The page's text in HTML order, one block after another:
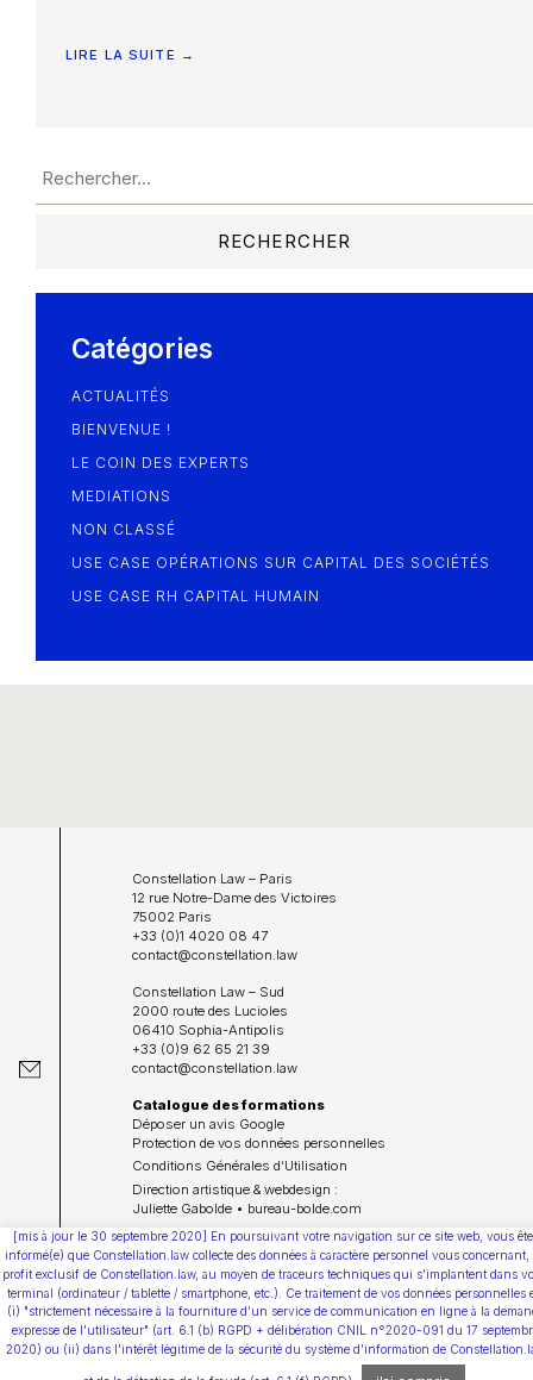
Nous rejoindre
Les Smart Diagnostics
LIRE LA SUITE →
Catégories
ACTUALITÉS
BIENVENUE !
LE COIN DES EXPERTS
MEDIATIONS
NON CLASSÉ
USE CASE OPÉRATIONS SUR CAPITAL DES SOCIÉTÉS
USE CASE RH CAPITAL HUMAIN
Constellation Law – Paris
12 rue Notre-Dame des Victoires
75002 Paris
+33 (0)1 4020 08 47
contact@constellation.law
Constellation Law – Sud
2000 route des Lucioles
06410 Sophia-Antipolis
+33 (0)9 62 65 21 39
contact@constellation.law
Catalogue des formations
Déposer un avis Google
Protection de vos données personnelles
Conditions Générales d’Utilisation
Direction artistique & webdesign :
Juliette Gabolde • bureau-bolde.com
Youtube
[mis à jour le 30 septembre 2020] En poursuivant votre navigation sur ce site web, vous
informé(e) que Constellation.law collecte des données à caractère personnel vous concernant,
profit exclusif de Constellation.law, au moyen de traceurs techniques qui s'implantent dans
terminal (ordinateur / tablette / smartphone, etc.). Ce traitement de vos données personnelles
(i) "strictement nécessaire à la fourniture d'un service de communication en ligne à la
expresse de l'utilisateur" (art. 6.1 (b) RGPD + délibération CNIL n°2020-091 du 17
2020) ou (ii) dans l'intérêt légitime de la sécurité du système d'information de